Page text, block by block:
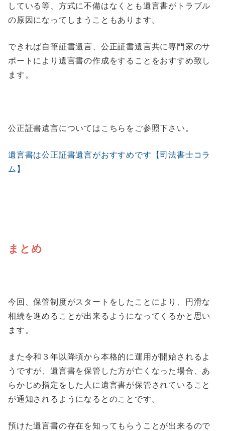
している等、方式に不備はなくとも遺言書がトラブル
の原因になってしまうこともあります。
できれば自筆証書遺言、公正証書遺言共に専門家のサ
ポートにより遺言書の作成をすることをおすすめ致し
ます。
公正証書遺言についてはこちらをご参照下さい。
遺言書は公正証書遺言がおすすめです【司法書士コラ
ム】
まとめ
今回、保管制度がスタートをしたことにより、円滑な
相続を進めることが出来るようになってくるかと思い
ます。
また令和３年以降頃から本格的に運用が開始されるよ
うですが、遺言書を保管した方が亡くなった場合、あ
らかじめ指定をした人に遺言書が保管されていること
が通知されるようになるとのことです。
預けた遺言書の存在を知ってもらうことが出来るので